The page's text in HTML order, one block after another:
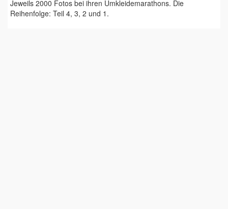
Jeweils 2000 Fotos bei ihren Umkleidemarathons. Die
Reihenfolge: Teil 4, 3, 2 und 1.